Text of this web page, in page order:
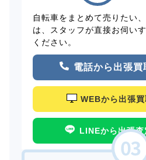
自転車をまとめて売りたい
は、スタッフが直接お伺い
ください。
電話から出張買
WEBから出張
LINEから出張